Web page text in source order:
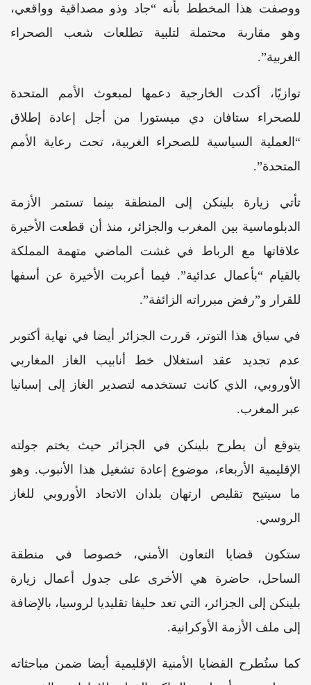
ووصفت هذا المخطط بأنه “جاد وذو مصداقية وواقعي،
وهو مقاربة محتملة لتلبية تطلعات شعب الصحراء
الغربية”.
توازيًا، أكدت الخارجية دعمها لمبعوث الأمم المتحدة
للصحراء ستافان دي ميستورا من أجل إعادة إطلاق
“العملية السياسية للصحراء الغربية، تحت رعاية الأمم
المتحدة”.
تأتي زيارة بلينكن إلى المنطقة بينما تستمر الأزمة
الدبلوماسية بين المغرب والجزائر، منذ أن قطعت الأخيرة
علاقاتها مع الرباط في غشت الماضي متهمة المملكة
بالقيام “بأعمال عدائية”. فيما أعربت الأخيرة عن أسفها
للقرار و”رفض مبرراته الزائفة”.
في سياق هذا التوتر، قررت الجزائر أيضا في نهاية أكتوبر
عدم تجديد عقد استغلال خط أنابيب الغاز المغاربي
الأوروبي، الذي كانت تستخدمه لتصدير الغاز إلى إسبانيا
عبر المغرب.
يتوقع أن يطرح بلينكن في الجزائر حيث يختم جولته
الإقليمية الأربعاء، موضوع إعادة تشغيل هذا الأنبوب. وهو
ما سيتيح تقليص ارتهان بلدان الاتحاد الأوروبي للغاز
الروسي.
ستكون قضايا التعاون الأمني، خصوصا في منطقة
الساحل، حاضرة هي الأخرى على جدول أعمال زيارة
بلينكن إلى الجزائر، التي تعد حليفا تقليديا لروسيا، بالإضافة
إلى ملف الأزمة الأوكرانية.
كما ستُطرح القضايا الأمنية الإقليمية أيضا ضمن مباحثاته